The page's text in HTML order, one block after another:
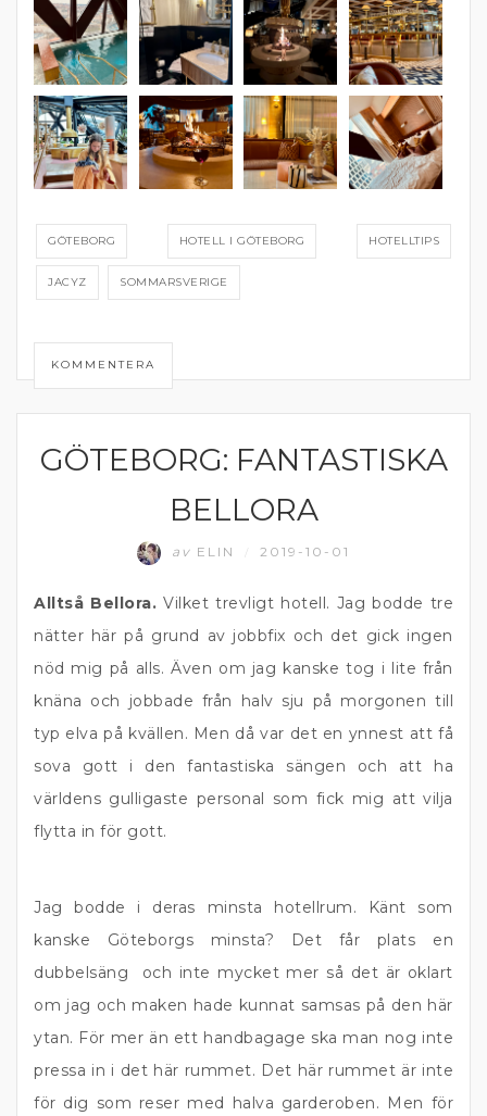
GÖTEBORG HOTELL I GÖTEBORG HOTELLTIPS
JACYZ SOMMARSVERIGE
KOMMENTERA
ÄTA UTE
GÖTEBORG: FANTASTISKA
BELLORA
av ELIN 2019-10-01
Alltså Bellora. Vilket trevligt hotell. Jag bodde tre
nätter här på grund av jobbfix och det gick ingen
nöd mig på alls. Även om jag kanske tog i lite från
knäna och jobbade från halv sju på morgonen till
typ elva på kvällen. Men då var det en ynnest att få
sova gott i den fantastiska sängen och att ha
världens gulligaste personal som fick mig att vilja
flytta in för gott.
Jag bodde i deras minsta hotellrum. Känt som
kanske Göteborgs minsta? Det får plats en
dubbelsäng och inte mycket mer så det är oklart
om jag och maken hade kunnat samsas på den här
ytan. För mer än ett handbagage ska man nog inte
pressa in i det här rummet. Det här rummet är inte
för dig som reser med halva garderoben. Men för